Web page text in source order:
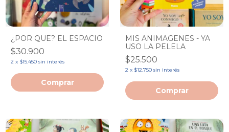
¿POR QUE? EL ESPACIO
$30.900
2 x $15.450 sin interés
MIS ANIMAGENES - YA
USO LA PELELA
$25.500
2 x $12.750 sin interés